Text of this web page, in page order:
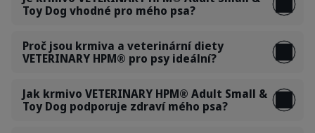
Toy Dog vhodné pro mého psa?
Proč jsou krmiva a veterinární diety
VETERINARY HPM® pro psy ideální?
Jak krmivo VETERINARY HPM® Adult Small &
Toy Dog podporuje zdraví mého psa?